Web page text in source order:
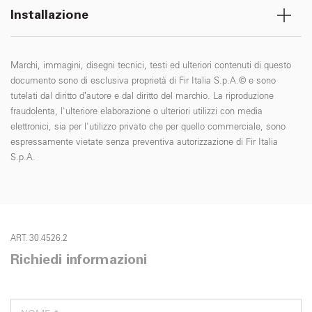
Installazione
Marchi, immagini, disegni tecnici, testi ed ulteriori contenuti di questo
documento sono di esclusiva proprietà di Fir Italia S.p.A.© e sono
tutelati dal diritto d’autore e dal diritto del marchio. La riproduzione
fraudolenta, l'ulteriore elaborazione o ulteriori utilizzi con media
elettronici, sia per l'utilizzo privato che per quello commerciale, sono
espressamente vietate senza preventiva autorizzazione di Fir Italia
S.p.A.
ART. 30.4526.2
Richiedi informazioni